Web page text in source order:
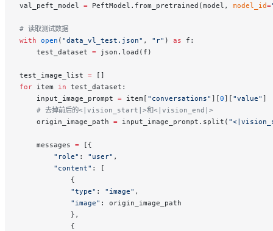
val_peft_model = PeftModel.from_pretrained(model, model_id=
# 读取测试数据
with open ( "data_vl_test.json" , "r" ) as f:
    test_dataset
= json.load(f)
test_image_list = []
for item in test_dataset:
    input_image_prompt
= item[ "conversations" ][0][ "value" ]
    # 去掉前后的<|vision_start|>和<|vision_end|>
    origin_image_path
= input_image_prompt.split(
    messages
= [{
        "role"
: "user" ,
        "content"
: [
            {
            "type"
: "image" ,
            "image"
: origin_image_path
            },
            {